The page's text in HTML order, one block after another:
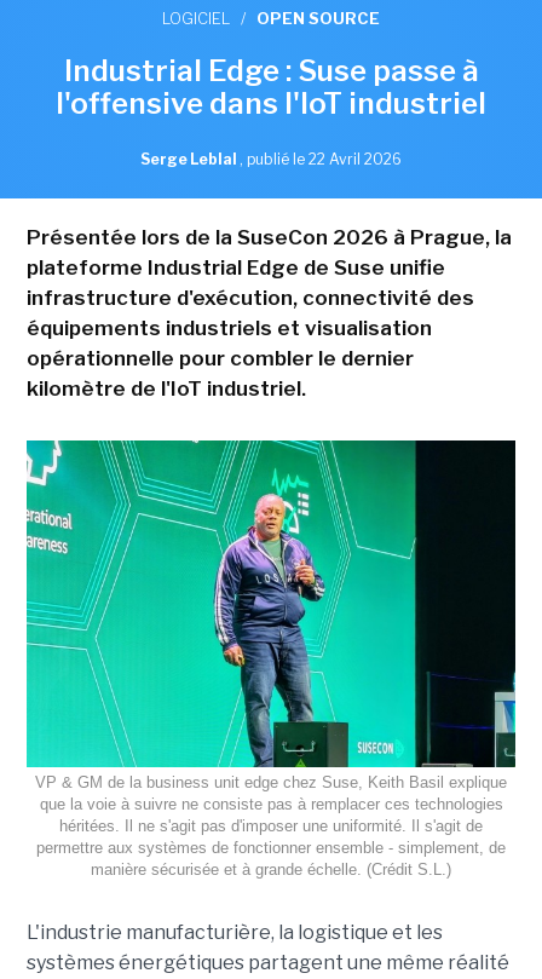
LOGICIEL / OPEN SOURCE
Industrial Edge : Suse passe à
l'offensive dans l'IoT industriel
Serge Leblal , publié le 22 Avril 2026
Présentée lors de la SuseCon 2026 à Prague, la
plateforme Industrial Edge de Suse unifie
infrastructure d'exécution, connectivité des
équipements industriels et visualisation
opérationnelle pour combler le dernier
kilomètre de l'IoT industriel.
VP & GM de la business unit edge chez Suse, Keith Basil explique
que la voie à suivre ne consiste pas à remplacer ces technologies
héritées. Il ne s'agit pas d'imposer une uniformité. Il s'agit de
permettre aux systèmes de fonctionner ensemble - simplement, de
manière sécurisée et à grande échelle. (Crédit S.L.)
L'industrie manufacturière, la logistique et les
systèmes énergétiques partagent une même réalité